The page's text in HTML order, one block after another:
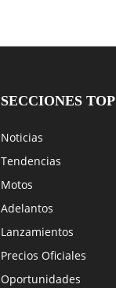
SECCIONES TOP
Noticias
Tendencias
Motos
Adelantos
Lanzamientos
Precios Oficiales
Oportunidades